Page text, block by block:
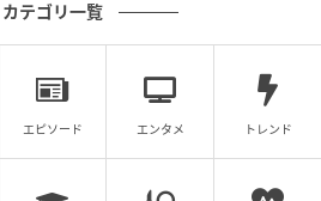
カテゴリ一覧
エピソード エンタメ トレンド